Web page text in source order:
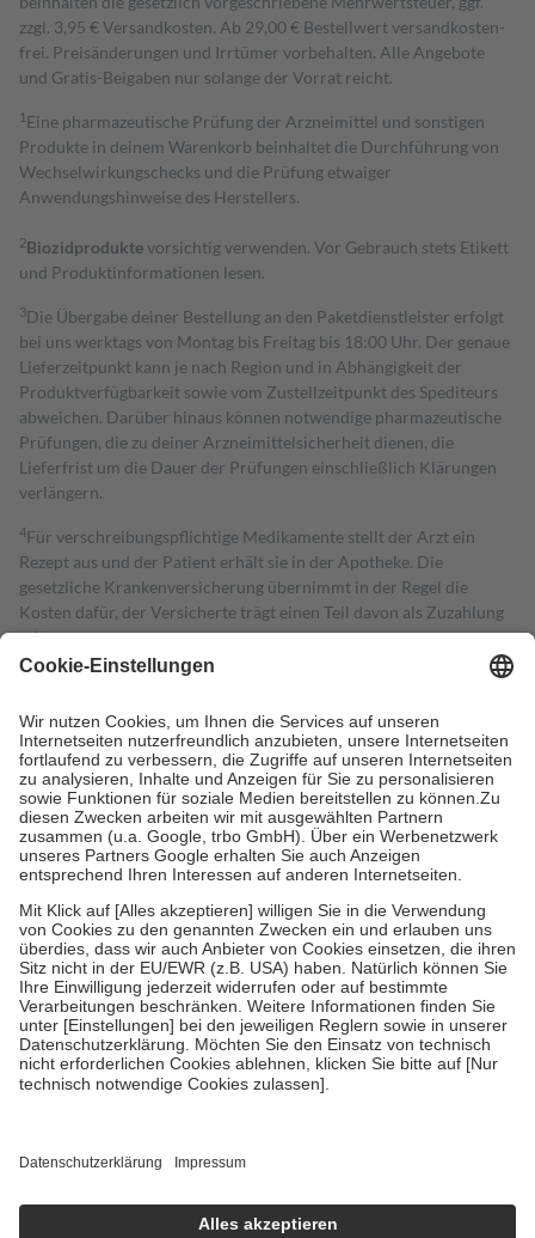
zzgl. 3,95 € Versandkosten. Ab 29,00 € Bestell­wert versand­kosten­
frei. Preisänderungen und Irrtümer vorbehalten. Alle Angebote
und Gratis-Beigaben nur solange der Vorrat reicht.
1 Eine pharmazeutische Prüfung der Arzneimittel und sonstigen
Produkte in deinem Warenkorb beinhaltet die Durchführung von
Wechselwirkungschecks und die Prüfung etwaiger
Anwendungshinweise des Herstellers.
2Biozidproduktevorsichtig verwenden. Vor Gebrauch stets Etikett
und Produktinformationen lesen.
3Die Übergabe deiner Bestellung an den Paketdienstleister erfolgt
bei uns werktags von Montag bis Freitag bis 18:00 Uhr. Der genaue
Lieferzeitpunkt kann je nach Region und in Abhängigkeit der
Produktverfügbarkeit sowie vom Zustellzeitpunkt des Spediteurs
abweichen. Darüber hinaus können notwendige pharmazeutische
Prüfungen, die zu deiner Arzneimittelsicherheit dienen, die
Lieferfrist um die Dauer der Prüfungen einschließlich Klärungen
verlängern.
4Für verschreibungspflichtige Medikamente stellt der Arzt ein
Rezept aus und der Patient erhält sie in der Apotheke. Die
gesetzliche Krankenversicherung übernimmt in der Regel die
Kosten dafür, der Versicherte trägt einen Teil davon als Zuzahlung
mit.
Grundsätzlich leisten Mitglieder Zuzahlungen in Höhe von zehn
höchstens zehn Euro.
Es sind jedoch nie mehr als die tatsächlichen
Kosten der Leistung zu entrichten.
Diese Regeln gelten grundsätzlich auch für Online-Apotheken.
Bei Heilmitteln und häuslicher Krankenpflege beträgt die
Zuzahlung zehn Prozent der Kosten sowie zehn Euro je
Verordnung.
Um das Engagement der Versicherten für ihre eigene Gesundheit zu
stärken und die besondere Stellung der Familie zu unterstützen,
fallenkeine Zuzahlungenan bei:
• Kindern und Jugendlichen bis zum vollendeten 18. Lebensjahr
mit Ausnahme der Fahrkosten
• Untersuchungen zur Vorsorge und Früherkennung, die von der
GKV getragen werden
• empfohlenen Schutzimpfungen
• Harn- und Blutteststreifen
getroffen, um sicherzustellen, dass es sich um echte Bewertungen
https://help.etrusted.com/hc/de/articles/4419944605341